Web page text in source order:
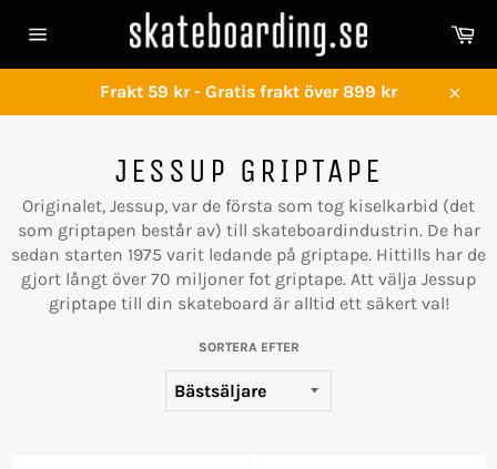
vidare
Sidnavigering
Frakt 59 kr - Gratis frakt över 899 kr
JESSUP GRIPTAPE
Originalet, Jessup, var de första som tog kiselkarbid (det
som griptapen består av) till skateboardindustrin. De har
sedan starten 1975 varit ledande på griptape. Hittills har de
gjort långt över 70 miljoner fot griptape. Att välja Jessup
griptape till din skateboard är alltid ett säkert val!
SORTERA EFTER